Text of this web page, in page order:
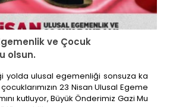
ve Çocuk
olsun.
yolda ulusal egemenliği sonsuza ka
23 Nisan Ulusal Egeme
kutluyor, Büyük Önderimiz Gazi Mu